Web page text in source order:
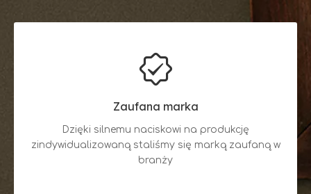
Zaufana marka
Dzięki silnemu naciskowi na produkcję
zindywidualizowaną staliśmy się marką zaufaną w
branży